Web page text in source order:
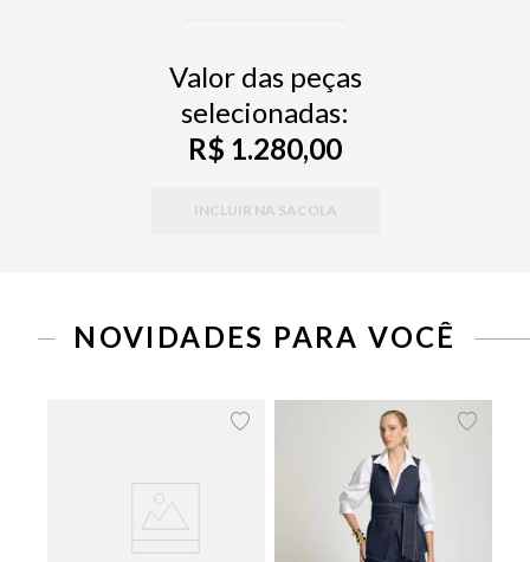
Valor das peças
selecionadas:
R$ 1.280,00
INCLUIR NA SACOLA
NOVIDADES PARA VOCÊ